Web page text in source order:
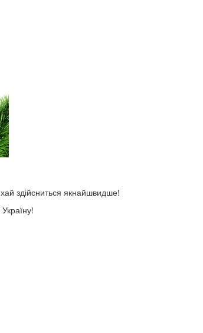
здійсниться якнайшвидше!